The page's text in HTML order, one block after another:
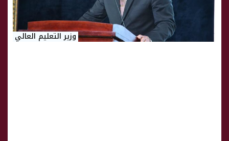
وزير التعليم العالي